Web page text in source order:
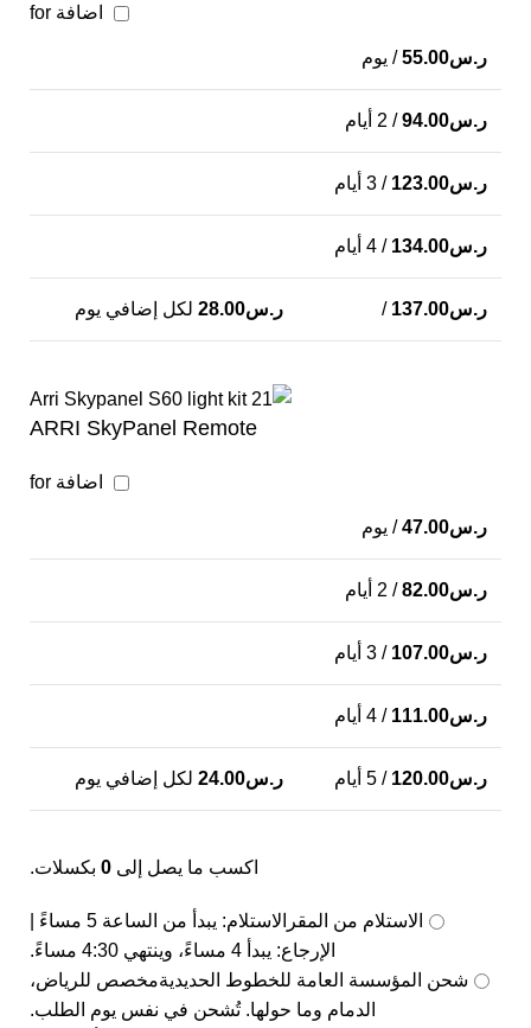
اضافة for
ر.س55.00/ يوم
ر.س94.00/ 2 أيام
ر.س123.00 / 3 أيام
ر.س134.00 / 4 أيام
ر.س137.00
/ ر.س28.00 لكل إضافي يوم
ARRI SkyPanel Remote
اضافة for
ر.س47.00/ يوم
ر.س82.00/ 2 أيام
ر.س107.00 / 3 أيام
ر.س111.00 / 4 أيام
ر.س120.00 / 5 أيام ر.س24.00 لكل إضافي يوم
اكسب ما يصل إلى 0 بكسلات.
الاستلام من المقر
الاستلام: يبدأ من الساعة 5 مساءً |
الإرجاع: يبدأ 4 مساءً، وينتهي 4:30 مساءً.
شحن المؤسسة العامة للخطوط الحديديةمخصص للرياض،
الدمام وما حولها. تُشحن في نفس يوم الطلب.